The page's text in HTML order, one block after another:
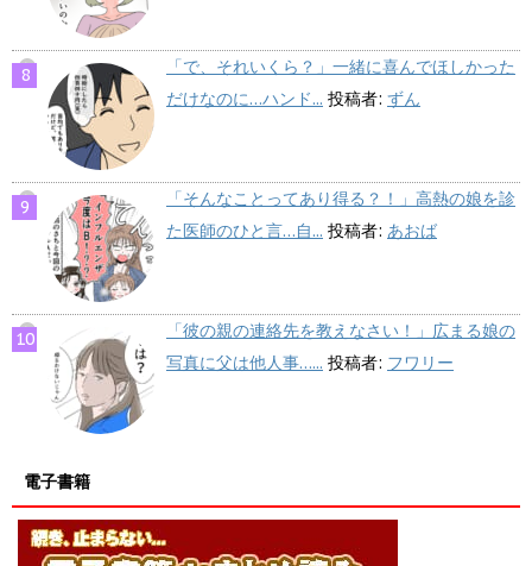
「で、それいくら？」一緒に喜んでほしかった
だけなのに…ハンド... 投稿者: ずん
「そんなことってあり得る？！」高熱の娘を診
た医師のひと言…自... 投稿者: あおば
「彼の親の連絡先を教えなさい！」広まる娘の
写真に父は他人事…... 投稿者: フワリー
電子書籍